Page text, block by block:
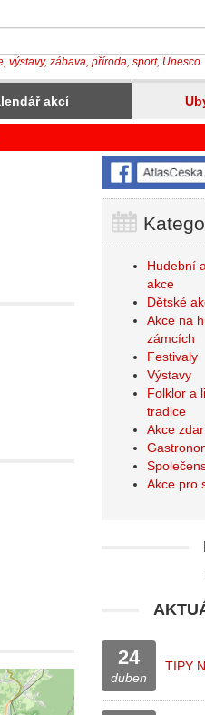
výstavy, zábava, příroda, sport, Unesco
akcí
Hudební
akce
Dětské
Akce na
zámcích
Festivaly
Výstavy
Folklor a
tradice
Akce
Akce pro
24
duben
TIPY